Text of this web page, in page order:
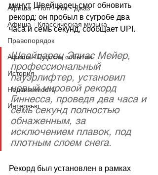
Афиша - Поп - Рок - Джаз
Афиша - Классическая музыка
Правопорядок
Афиша - Русские события
История
Недвижимость
Интервью
минут. Швейцарец смог обновить
рекорд: он пробыл в сугробе два
часа и семь секунд, сообщает UPI.
Швейцарец Элиас Мейер,
профессиональный
пауэрлифтер, установил
новый мировой рекорд
Гиннесса, проведя два часа и
семь секунд полностью
обнаженным, за
исключением плавок, под
плотным слоем снега.
Рекорд был установлен в рамках